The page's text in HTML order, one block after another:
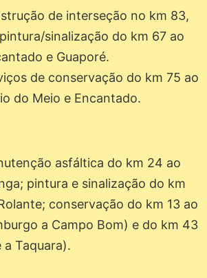
de interseção no km 83,
sinalização do km 67 ao
e Guaporé.
de conservação do km 75 ao
do Meio e Encantado.
asfáltica do km 24 ao
pintura e sinalização do km
conservação do km 13 ao
a Campo Bom) e do km 43
Taquara).